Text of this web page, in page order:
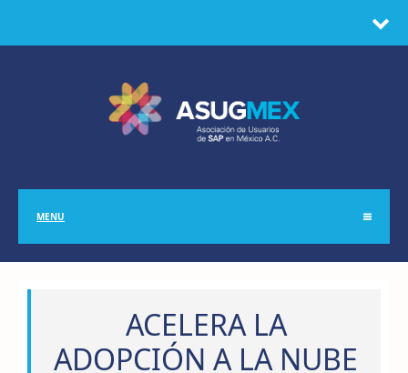
MENU
ACELERA LA
ADOPCIÓN A LA NUBE